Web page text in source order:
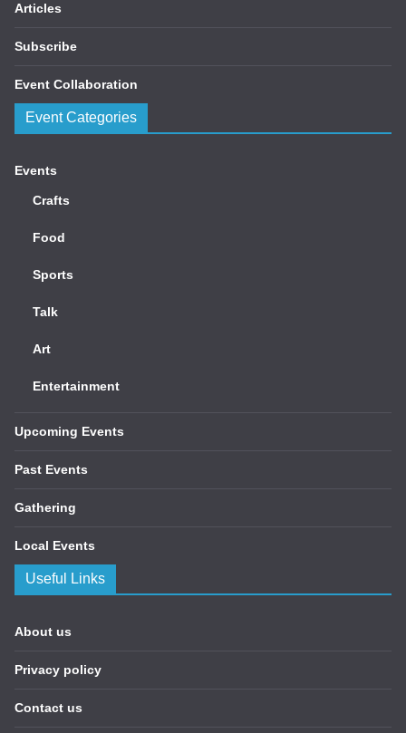
Articles
Subscribe
Event Collaboration
Event Categories
Events
Crafts
Food
Sports
Talk
Art
Entertainment
Upcoming Events
Past Events
Gathering
Local Events
Useful Links
About us
Privacy policy
Contact us